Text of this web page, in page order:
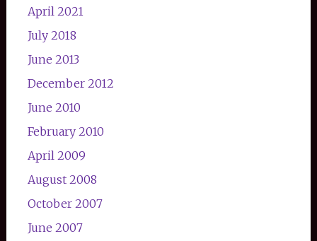
April 2021
July 2018
June 2013
December 2012
June 2010
February 2010
April 2009
August 2008
October 2007
June 2007